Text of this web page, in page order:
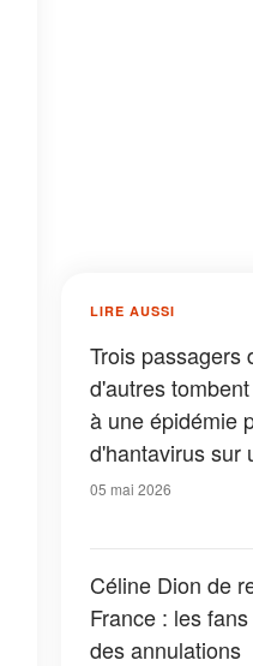
LIRE AUSSI
Trois passagers
d'autres
à une épidémie
d'hantavirus sur
croisière
05 mai 2026
Céline Dion de
France : les
des annulations